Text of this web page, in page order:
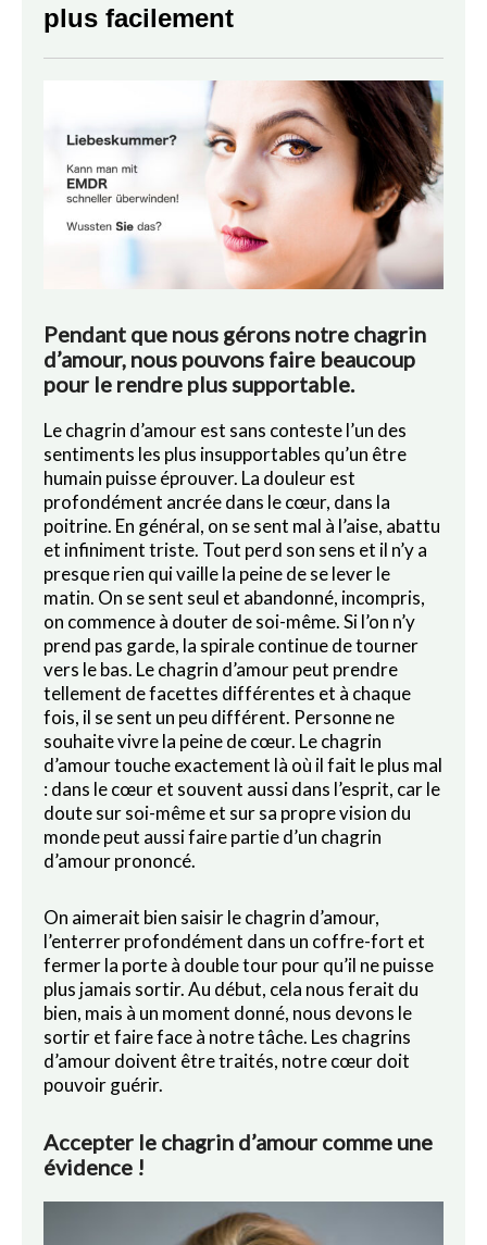
plus facilement
Pendant que nous gérons notre chagrin
d’amour, nous pouvons faire beaucoup
pour le rendre plus supportable.
Le chagrin d’amour est sans conteste l’un des
sentiments les plus insupportables qu’un être
humain puisse éprouver. La douleur est
profondément ancrée dans le cœur, dans la
poitrine. En général, on se sent mal à l’aise, abattu
et infiniment triste. Tout perd son sens et il n’y a
presque rien qui vaille la peine de se lever le
matin. On se sent seul et abandonné, incompris,
on commence à douter de soi-même. Si l’on n’y
prend pas garde, la spirale continue de tourner
vers le bas. Le chagrin d’amour peut prendre
tellement de facettes différentes et à chaque
fois, il se sent un peu différent. Personne ne
souhaite vivre la peine de cœur. Le chagrin
d’amour touche exactement là où il fait le plus mal
: dans le cœur et souvent aussi dans l’esprit, car le
doute sur soi-même et sur sa propre vision du
monde peut aussi faire partie d’un chagrin
d’amour prononcé.
On aimerait bien saisir le chagrin d’amour,
l’enterrer profondément dans un coffre-fort et
fermer la porte à double tour pour qu’il ne puisse
plus jamais sortir. Au début, cela nous ferait du
bien, mais à un moment donné, nous devons le
sortir et faire face à notre tâche. Les chagrins
d’amour doivent être traités, notre cœur doit
pouvoir guérir.
Accepter le chagrin d’amour comme une
évidence !